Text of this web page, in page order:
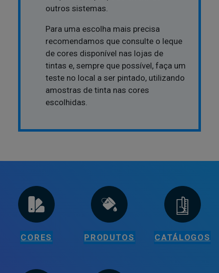
outros sistemas.
Para uma escolha mais precisa
recomendamos que consulte o leque
de cores disponível nas lojas de
tintas e, sempre que possível, faça um
teste no local a ser pintado, utilizando
amostras de tinta nas cores
escolhidas.
CORES PRODUTOS CATÁLOGOS